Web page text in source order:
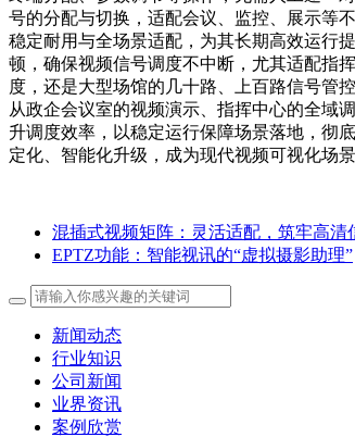
号的分配与切换，适配会议、监控、展示等
稳定耐用与全场景适配，为其长期高效运行
顿，确保视频信号调度不中断，尤其适配指
度，还是大型场馆的几十路、上百路信号管
从政企会议室的视频演示、指挥中心的全域
升调度效率，以稳定运行保障场景落地，彻
定化、智能化升级，成为现代视频可视化场
混插式视频矩阵：灵活适配，筑牢高清
EPTZ功能：智能视讯的“虚拟摄影助理”
新闻动态
行业知识
公司新闻
业界资讯
案例欣赏